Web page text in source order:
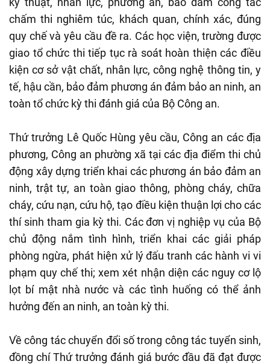
chấm thi nghiêm túc, khách quan, chính xác, đúng
quy chế và yêu cầu đề ra. Các học viện, trường được
giao tổ chức thi tiếp tục rà soát hoàn thiện các điều
kiện cơ sở vật chất, nhân lực, công nghệ thông tin, y
tế, hậu cần, bảo đảm phương án đảm bảo an ninh, an
toàn tổ chức kỳ thi đánh giá của Bộ Công an.
Thứ trưởng Lê Quốc Hùng yêu cầu, Công an các địa
phương, Công an phường xã tại các địa điểm thi chủ
động xây dựng triển khai các phương án bảo đảm an
ninh, trật tự, an toàn giao thông, phòng cháy, chữa
cháy, cứu nạn, cứu hộ, tạo điều kiện thuận lợi cho các
thí sinh tham gia kỳ thi. Các đơn vị nghiệp vụ của Bộ
chủ động nắm tình hình, triển khai các giải pháp
phòng ngừa, phát hiện xử lý đấu tranh các hành vi vi
phạm quy chế thi; xem xét nhận diện các nguy cơ lộ
lọt bí mật nhà nước và các tình huống có thể ảnh
hưởng đến an ninh, an toàn kỳ thi.
Về công tác chuyển đổi số trong công tác tuyển sinh,
đồng chí Thứ trưởng đánh giá bước đầu đã đạt được